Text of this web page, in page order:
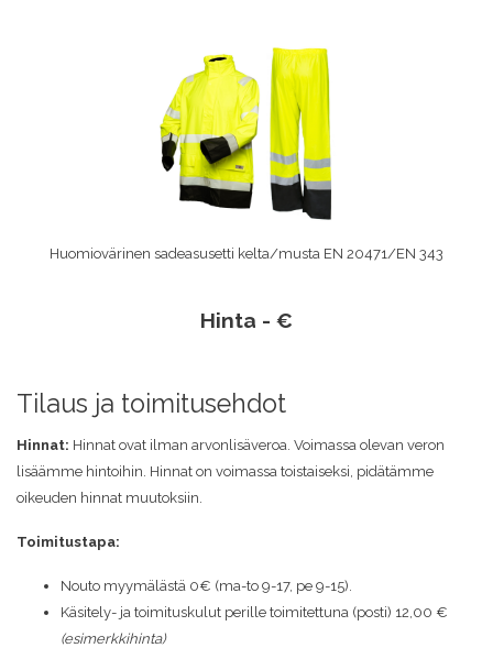
Huomiovärinen sadeasusetti kelta/musta EN 20471/EN 343
Hinta - €
Tilaus ja toimitusehdot
Hinnat: Hinnat ovat ilman arvonlisäveroa. Voimassa olevan veron
lisäämme hintoihin. Hinnat on voimassa toistaiseksi, pidätämme
oikeuden hinnat muutoksiin.
Toimitustapa:
Nouto myymälästä 0€ (ma-to 9-17, pe 9-15).
Käsitely- ja toimituskulut perille toimitettuna (posti) 12,00 €
(esimerkkihinta)